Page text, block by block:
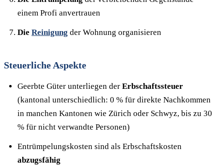
einem Profi anvertrauen
Die Reinigung der Wohnung organisieren
Steuerliche Aspekte
Geerbte Güter unterliegen der Erbschaftssteuer
(kantonal unterschiedlich: 0 % für direkte Nachkommen
in manchen Kantonen wie Zürich oder Schwyz, bis zu 30
% für nicht verwandte Personen)
Entrümpelungskosten sind als Erbschaftskosten
abzugsfähig